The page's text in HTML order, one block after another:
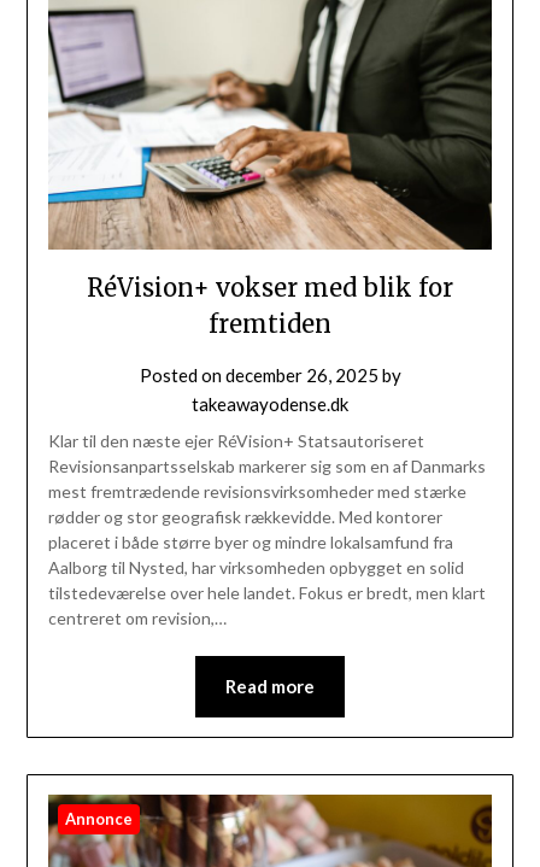
RéVision+ vokser med blik for
fremtiden
Posted ondecember 26, 2025 by
takeawayodense.dk
Klar til den næste ejer RéVision+ Statsautoriseret
Revisionsanpartsselskab markerer sig som en af Danmarks
mest fremtrædende revisionsvirksomheder med stærke
rødder og stor geografisk rækkevidde. Med kontorer
placeret i både større byer og mindre lokalsamfund fra
Aalborg til Nysted, har virksomheden opbygget en solid
tilstedeværelse over hele landet. Fokus er bredt, men klart
centreret om revision,…
Read more
Annonce